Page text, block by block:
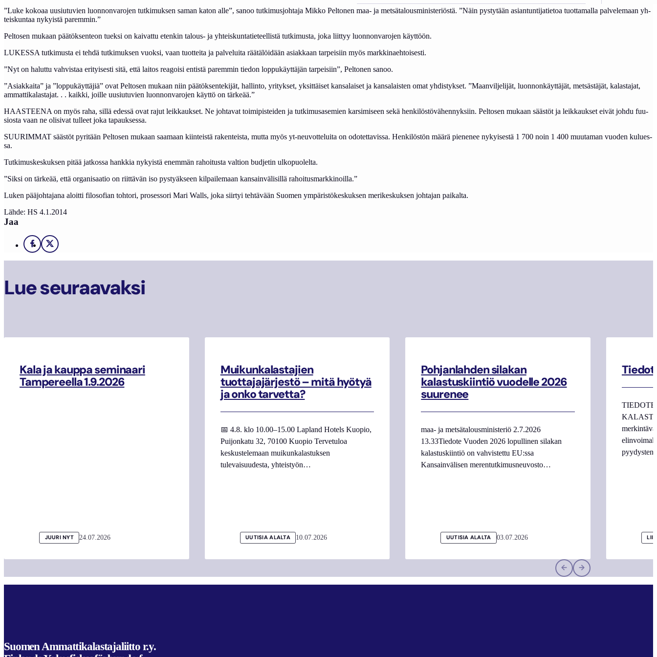
”Lu­ke ko­koaa uu­siu­tu­vien luon­non­va­ro­jen tut­ki­muk­sen sa­man ka­ton al­le”, sa­noo tut­ki­mus­joh­ta­ja Mikko Peltonen maa- ja met­sä­ta­lous­mi­nis­te­riös­tä. ”Näin pys­ty­tään asian­tun­ti­ja­tie­toa tuot­ta­mal­la pal­ve­le­maan yh­
teis­kun­taa ny­kyis­tä pa­rem­min.”
Pel­to­sen mu­kaan pää­tök­sen­teon tuek­si on kai­vat­tu eten­kin ta­lous- ja yh­teis­kun­ta­tie­teel­lis­tä tut­ki­mus­ta, jo­ka liit­tyy luon­non­va­ro­jen käyt­töön.
LU­KES­SA tut­ki­mus­ta ei teh­dä tut­ki­muk­sen vuok­si, vaan tuot­tei­ta ja pal­ve­lui­ta rää­tä­löi­dään asiak­kaan tar­pei­siin myös mark­ki­naeh­toi­ses­ti.
”Nyt on ha­lut­tu vah­vis­taa eri­tyi­ses­ti si­tä, et­tä lai­tos rea­goi­si en­tis­tä pa­rem­min tie­don lop­pu­käyt­tä­jän tar­pei­siin”, Pel­to­nen sa­noo.
”A­siak­kai­ta” ja ”lop­pu­käyt­tä­jiä” ovat Pel­to­sen mu­kaan niin pää­tök­sen­te­ki­jät, hal­lin­to, yri­tyk­set, yk­sit­täi­set kan­sa­lai­set ja kan­sa­lais­ten omat yh­dis­tyk­set. ”Maan­vil­je­li­jät, luon­non­käyt­tä­jät, met­säs­tä­jät, ka­las­ta­jat,
am­mat­ti­ka­las­ta­jat. . . kaik­ki, joil­le uu­siu­tu­vien luon­non­va­ro­jen käyt­tö on tär­keää.”
HAAS­TEE­NA on myös ra­ha, sil­lä edes­sä ovat ra­jut leik­kauk­set. Ne joh­ta­vat toi­mi­pis­tei­den ja tut­ki­mus­ase­mien kar­si­mi­seen se­kä hen­ki­lös­tö­vä­hen­nyk­siin. Pel­to­sen mu­kaan sääs­töt ja leik­kauk­set ei­vät joh­du fuu­
sios­ta vaan ne oli­si­vat tul­leet jo­ka ta­pauk­ses­sa.
SUU­RIM­MAT sääs­töt py­ri­tään Pel­to­sen mu­kaan saa­maan kiin­teis­tä ra­ken­teis­ta, mut­ta myös yt-neu­vot­te­lui­ta on odo­tet­ta­vis­sa. Hen­ki­lös­tön mää­rä pie­ne­nee ny­kyi­ses­tä 1 700 noin 1 400 muu­ta­man vuo­den ku­lues­
sa.
Tut­ki­mus­kes­kuk­sen pi­tää jat­kos­sa hank­kia ny­kyis­tä enem­män ra­hoi­tus­ta val­tion bud­je­tin ul­ko­puo­lel­ta.
”Sik­si on tär­keää, et­tä or­ga­ni­saa­tio on riit­tä­vän iso pys­tyäk­seen kil­pai­le­maan kan­sain­vä­li­sil­lä ra­hoi­tus­mark­ki­noil­la.”
Lu­ken pää­joh­ta­ja­na aloit­ti fi­lo­so­fian toh­to­ri, pro­ses­so­ri Mari Walls, jo­ka siir­tyi teh­tä­vään Suo­men ym­pä­ris­tö­kes­kuk­sen me­ri­kes­kuk­sen joh­ta­jan pai­kal­ta.
Lähde: HS 4.1.2014
Jaa
Facebook
X
Lue seuraavaksi
Kala ja kauppa seminaari
Tampereella 1.9.2026
JUURI NYT 24.07.2026
Muikunkalastajien
tuottajajärjestö – mitä hyötyä
ja onko tarvetta?
📅 4.8. klo 10.00–15.00 Lapland Hotels Kuopio,
Puijonkatu 32, 70100 Kuopio Tervetuloa
keskustelemaan muikunkalastuksen
tulevaisuudesta, yhteistyön…
UUTISIA ALALTA 10.07.2026
Pohjanlahden silakan
kalastuskiintiö vuodelle 2026
suurenee
maa- ja metsätalousministeriö 2.7.2026
13.33Tiedote Vuoden 2026 lopullinen silakan
kalastuskiintiö on vahvistettu EU:ssa
Kansainvälisen merentutkimusneuvosto…
UUTISIA ALALTA 03.07.2026
pyydysten
Suomen Ammattikalastajaliitto r.y.